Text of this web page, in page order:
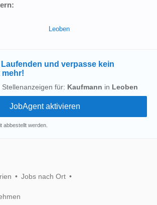
Leoben
Laufenden und verpasse kein
für: Kaufmann in Leoben
abbestellt werden.
Jobs nach Ort